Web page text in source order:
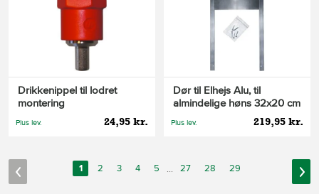
Drikkenippel til lodret
montering
24,95 kr.
Plus lev.
Dør til Elhejs Alu, til
almindelige høns 32x20 cm
219,95 kr.
Plus lev.
1 2 3 4 5 ... 27 28 29